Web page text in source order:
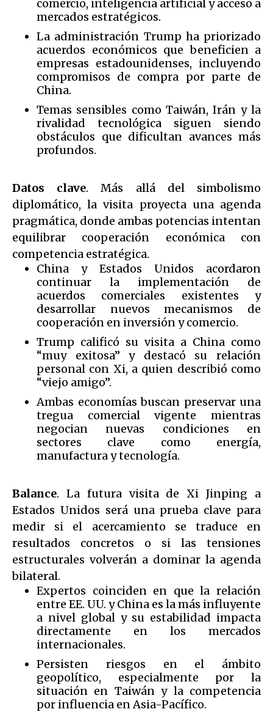
comercio, inteligencia artificial y acceso a
mercados estratégicos.
La administración Trump ha priorizado
acuerdos económicos que beneficien a
empresas estadounidenses, incluyendo
compromisos de compra por parte de
China.
Temas sensibles como Taiwán, Irán y la
rivalidad tecnológica siguen siendo
obstáculos que dificultan avances más
profundos.
Datos clave. Más allá del simbolismo
diplomático, la visita proyecta una agenda
pragmática, donde ambas potencias intentan
equilibrar cooperación económica con
competencia estratégica.
China y Estados Unidos acordaron
continuar la implementación de
acuerdos comerciales existentes y
desarrollar nuevos mecanismos de
cooperación en inversión y comercio.
Trump calificó su visita a China como
“muy exitosa” y destacó su relación
personal con Xi, a quien describió como
“viejo amigo”.
Ambas economías buscan preservar una
tregua comercial vigente mientras
negocian nuevas condiciones en
sectores clave como energía,
manufactura y tecnología.
Balance. La futura visita de Xi Jinping a
Estados Unidos será una prueba clave para
medir si el acercamiento se traduce en
resultados concretos o si las tensiones
estructurales volverán a dominar la agenda
bilateral.
Expertos coinciden en que la relación
entre EE. UU. y China es la más influyente
a nivel global y su estabilidad impacta
directamente en los mercados
internacionales.
Persisten riesgos en el ámbito
geopolítico, especialmente por la
situación en Taiwán y la competencia
por influencia en Asia-Pacífico.